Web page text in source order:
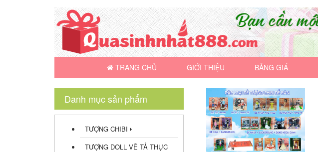
TRANG CHỦ GIỚI THIỆU BẢNG GIÁ
Danh mục sản phẩm
TƯỢNG CHIBI
TƯỢNG DOLL VẼ TẢ THỰC